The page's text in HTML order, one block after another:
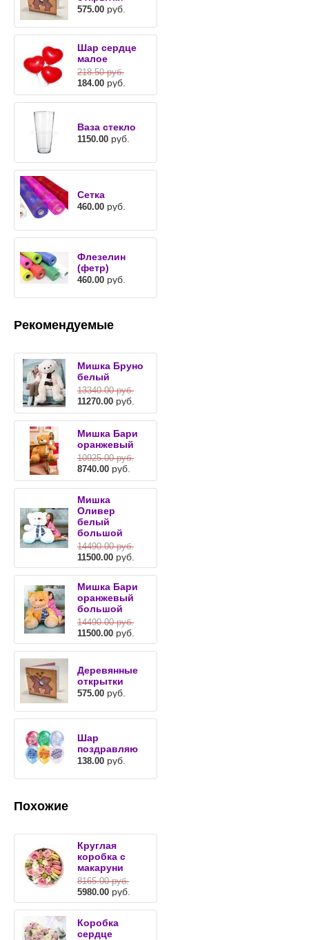
575.00 руб.
Шар сердце
малое
218.50руб.
184.00 руб.
Ваза стекло
1150.00 руб.
Сетка
460.00 руб.
Флезелин
(фетр)
460.00 руб.
Рекомендуемые
Мишка Бруно
белый
13340.00руб.
11270.00 руб.
Мишка Бари
оранжевый
10925.00руб.
8740.00 руб.
Мишка
Оливер
белый
большой
14490.00руб.
11500.00 руб.
Мишка Бари
оранжевый
большой
14490.00руб.
11500.00 руб.
Деревянные
открытки
575.00 руб.
Шар
поздравляю
138.00 руб.
Похожие
Круглая
коробка с
макаруни
8165.00руб.
5980.00 руб.
Коробка
сердце